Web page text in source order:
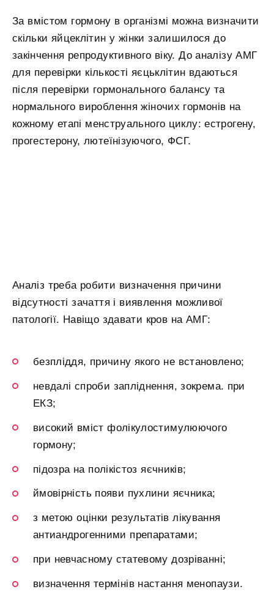
За вмістом гормону в організмі можна визначити
скільки яйцеклітин у жінки залишилося до
закінчення репродуктивного віку. До аналізу АМГ
для перевірки кількості яєцьклітин вдаються
після перевірки гормонального балансу та
нормального вироблення жіночих гормонів на
кожному етапі менструального циклу: естрогену,
прогестерону, лютеїнізуючого, ФСГ.
Аналіз треба робити визначення причини
відсутності зачаття і виявлення можливої
патології. Навіщо здавати кров на АМГ:
безпліддя, причину якого не встановлено;
невдалі спроби запліднення, зокрема. при
ЕКЗ;
високий вміст фолікулостимулюючого
гормону;
підозра на полікістоз яєчників;
ймовірність появи пухлини яєчника;
з метою оцінки результатів лікування
антиандрогенними препаратами;
при невчасному статевому дозріванні;
визначення термінів настання менопаузи.